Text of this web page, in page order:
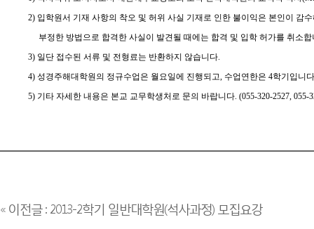
2) 입학원서 기재 사항의 착오 및 허위 사실 기재로 인한 불이익은 본인이 감
부정한 방법으로 합격한 사실이 발견될 때에는 합격 및 입학 허가를 취소합
3) 일단 접수된 서류 및 전형료는 반환하지 않습니다.
4) 성경주해대학원의 정규수업은 월요일에 진행되고, 수업연한은 4학기입니
5) 기타 자세한 내용은 본교 교무학생처로 문의 바랍니다. (055-320-2527, 055-
« 이전글 : 2013-2학기 일반대학원(석사과정) 모집요강